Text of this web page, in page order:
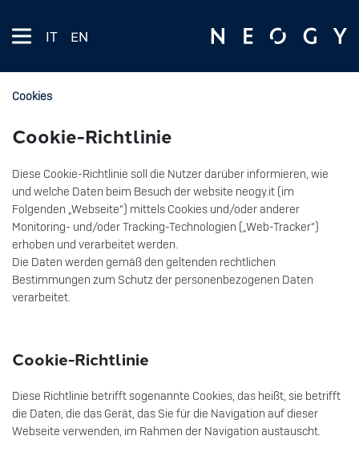
IT EN
Cookies
Cookie-Richtlinie
Diese Cookie-Richtlinie soll die Nutzer darüber informieren, wie
und welche Daten beim Besuch der website neogy.it (im
Folgenden „Webseite“) mittels Cookies und/oder anderer
Monitoring- und/oder Tracking-Technologien („Web-Tracker“)
erhoben und verarbeitet werden.
Die Daten werden gemäß den geltenden rechtlichen
Bestimmungen zum Schutz der personenbezogenen Daten
verarbeitet.
Cookie-Richtlinie
Diese Richtlinie betrifft sogenannte Cookies, das heißt, sie betrifft
die Daten, die das Gerät, das Sie für die Navigation auf dieser
Webseite verwenden, im Rahmen der Navigation austauscht.